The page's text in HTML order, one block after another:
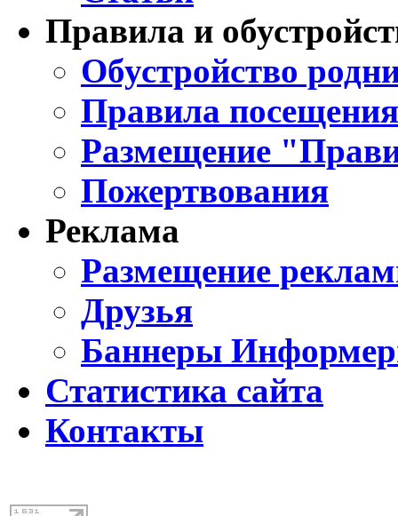
Правила и
Обустройство
Правила
Размещение
Пожертвования
Реклама
Размещение
Друзья
Баннеры
Статистика сайта
Контакты